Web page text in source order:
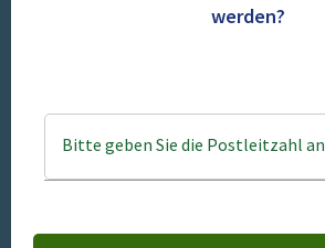
werden?
Bitte geben Sie die Postleitzahl an